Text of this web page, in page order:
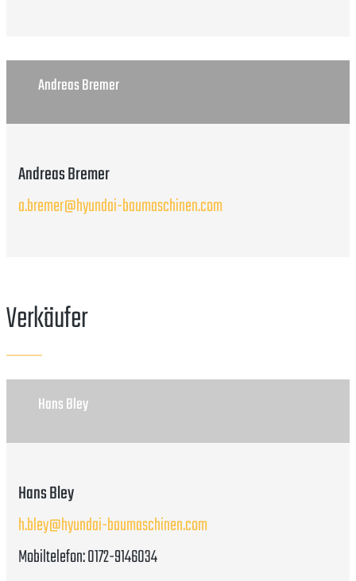
Andreas Bremer
Andreas Bremer
a.bremer@hyundai-baumaschinen.com
Verkäufer
Hans Bley
Hans Bley
h.bley@hyundai-baumaschinen.com
Mobiltelefon: 0172-9146034